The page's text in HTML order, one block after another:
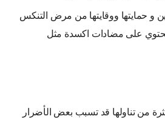
و حمايتها ووقايتها من مرض التنكس
تحتوي على مضادات اكسدة مثل
من تناولها قد تسبب بعض الأضرار